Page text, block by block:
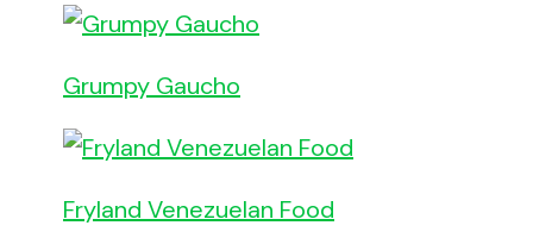
Grumpy Gaucho
Fryland Venezuelan Food